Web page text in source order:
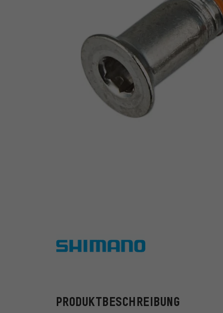
Shimano
PRODUKTBESCHREIBUNG